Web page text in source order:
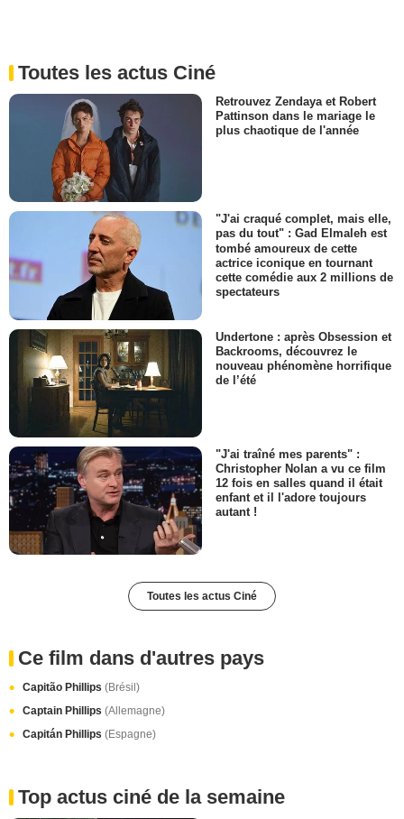
Toutes les actus Ciné
Retrouvez Zendaya et Robert
Pattinson dans le mariage le
plus chaotique de l'année
"J'ai craqué complet, mais elle,
pas du tout" : Gad Elmaleh est
tombé amoureux de cette
actrice iconique en tournant
cette comédie aux 2 millions de
spectateurs
Undertone : après Obsession et
Backrooms, découvrez le
nouveau phénomène horrifique
de l’été
"J'ai traîné mes parents" :
Christopher Nolan a vu ce film
12 fois en salles quand il était
enfant et il l'adore toujours
autant !
Toutes les actus Ciné
Ce film dans d'autres pays
Capitão Phillips (Brésil)
Captain Phillips (Allemagne)
Capitán Phillips (Espagne)
Top actus ciné de la semaine